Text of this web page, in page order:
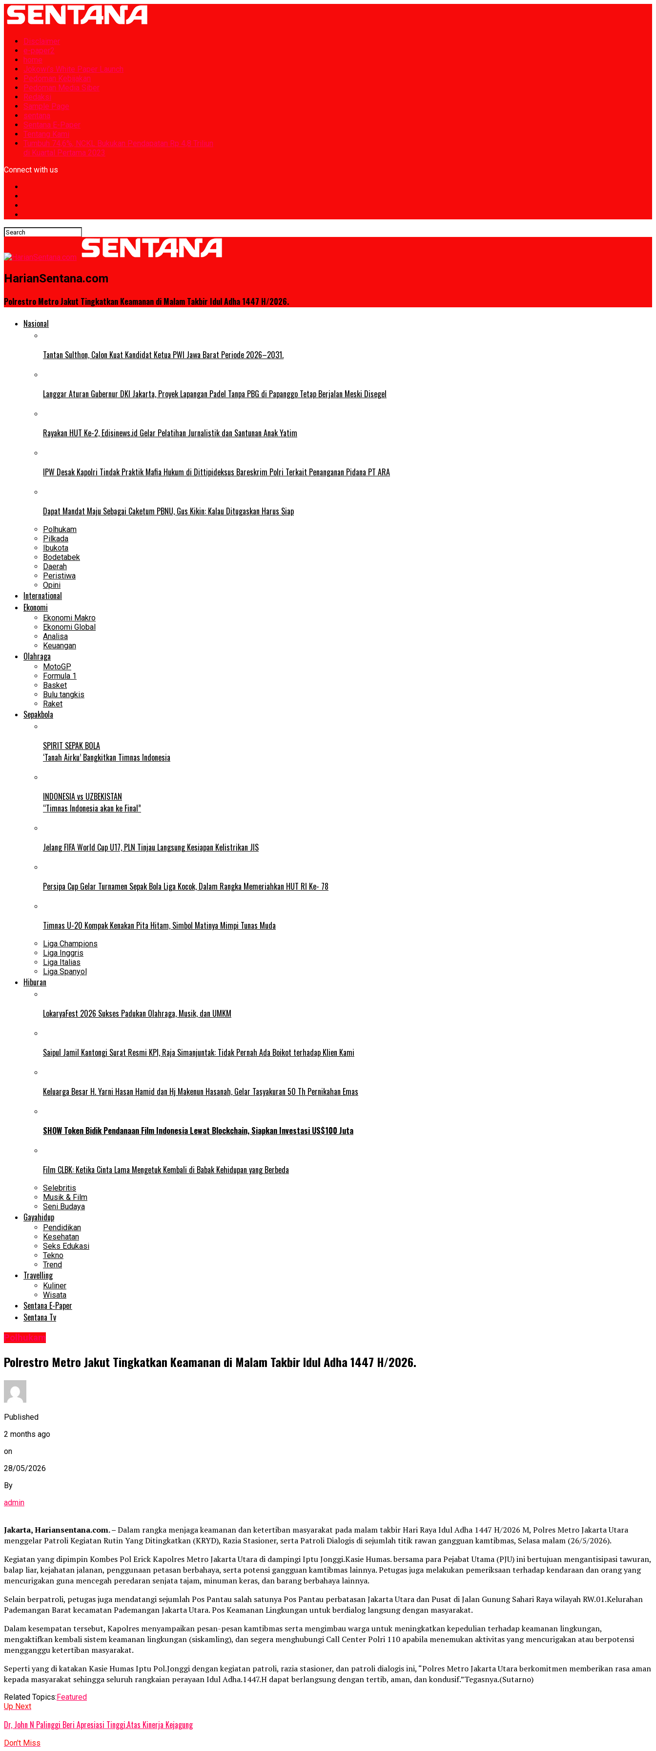
Disclaimer
e-paper2
home
Jokowi’s White Paper Launch
Pedoman Kebijakan
Pedoman Media Siber
Redaksi
Sample Page
sentana
Sentana E-Paper
Tentang Kami
Tumbuh 74,6%, NCKL Bukukan Pendapatan Rp 4,8 Triliun
di Kuartal Pertama 2023
Connect with us
HarianSentana.com
Polrestro Metro Jakut Tingkatkan Keamanan di Malam Takbir Idul Adha 1447 H/2026.
Nasional
Tantan Sulthon, Calon Kuat Kandidat Ketua PWI Jawa Barat Periode 2026–2031.
Langgar Aturan Gubernur DKI Jakarta, Proyek Lapangan Padel Tanpa PBG di Papanggo Tetap Berjalan Meski Disegel
Rayakan HUT Ke-2, Edisinews.id Gelar Pelatihan Jurnalistik dan Santunan Anak Yatim
IPW Desak Kapolri Tindak Praktik Mafia Hukum di Dittipideksus Bareskrim Polri Terkait Penanganan Pidana PT ARA
Dapat Mandat Maju Sebagai Caketum PBNU, Gus Kikin: Kalau Ditugaskan Harus Siap
Polhukam
Pilkada
Ibukota
Bodetabek
Daerah
Peristiwa
Opini
International
Ekonomi
Ekonomi Makro
Ekonomi Global
Analisa
Keuangan
Olahraga
MotoGP
Formula 1
Basket
Bulu tangkis
Raket
Sepakbola
SPIRIT SEPAK BOLA
‘Tanah Airku’ Bangkitkan Timnas Indonesia
INDONESIA vs UZBEKISTAN
“Timnas Indonesia akan ke Final”
Jelang FIFA World Cup U17, PLN Tinjau Langsung Kesiapan Kelistrikan JIS
Persipa Cup Gelar Turnamen Sepak Bola Liga Kocok, Dalam Rangka Memeriahkan HUT RI Ke- 78
Timnas U-20 Kompak Kenakan Pita Hitam, Simbol Matinya Mimpi Tunas Muda
Liga Champions
Liga Inggris
Liga Italias
Liga Spanyol
Hiburan
LokaryaFest 2026 Sukses Padukan Olahraga, Musik, dan UMKM
Saipul Jamil Kantongi Surat Resmi KPI, Raja Simanjuntak: Tidak Pernah Ada Boikot terhadap Klien Kami
Keluarga Besar H. Yarni Hasan Hamid dan Hj Makenun Hasanah, Gelar Tasyakuran 50 Th Pernikahan Emas
SHOW Token Bidik Pendanaan Film Indonesia Lewat Blockchain, Siapkan Investasi US$100 Juta
Film CLBK: Ketika Cinta Lama Mengetuk Kembali di Babak Kehidupan yang Berbeda
Selebritis
Musik & Film
Seni Budaya
Gayahidup
Pendidikan
Kesehatan
Seks Edukasi
Tekno
Trend
Travelling
Kuliner
Wisata
Sentana E-Paper
Sentana Tv
Polhukam
Polrestro Metro Jakut Tingkatkan Keamanan di Malam Takbir Idul Adha 1447 H/2026.
Published
2 months ago
on
28/05/2026
By
admin
Jakarta, Hariansentana.com. –Dalam rangka menjaga keamanan dan ketertiban masyarakat pada malam takbir Hari Raya Idul Adha 1447 H/2026 M, Polres Metro Jakarta Utara
menggelar Patroli Kegiatan Rutin Yang Ditingkatkan (KRYD), Razia Stasioner, serta Patroli Dialogis di sejumlah titik rawan gangguan kamtibmas, Selasa malam (26/5/2026).
Kegiatan yang dipimpin Kombes Pol Erick Kapolres Metro Jakarta Utara di dampingi Iptu Jonggi.Kasie Humas. bersama para Pejabat Utama (PJU) ini bertujuan mengantisipasi tawuran,
balap liar, kejahatan jalanan, penggunaan petasan berbahaya, serta potensi gangguan kamtibmas lainnya. Petugas juga melakukan pemeriksaan terhadap kendaraan dan orang yang
mencurigakan guna mencegah peredaran senjata tajam, minuman keras, dan barang berbahaya lainnya.
Selain berpatroli, petugas juga mendatangi sejumlah Pos Pantau salah satunya Pos Pantau perbatasan Jakarta Utara dan Pusat di Jalan Gunung Sahari Raya wilayah RW.01.Kelurahan
Pademangan Barat kecamatan Pademangan Jakarta Utara. Pos Keamanan Lingkungan untuk berdialog langsung dengan masyarakat.
Dalam kesempatan tersebut, Kapolres menyampaikan pesan-pesan kamtibmas serta mengimbau warga untuk meningkatkan kepedulian terhadap keamanan lingkungan,
mengaktifkan kembali sistem keamanan lingkungan (siskamling), dan segera menghubungi Call Center Polri 110 apabila menemukan aktivitas yang mencurigakan atau berpotensi
mengganggu ketertiban masyarakat.
Seperti yang di katakan Kasie Humas Iptu Pol.Jonggi dengan kegiatan patroli, razia stasioner, dan patroli dialogis ini, “Polres Metro Jakarta Utara berkomitmen memberikan rasa aman
kepada masyarakat sehingga seluruh rangkaian perayaan Idul Adha.1447.H dapat berlangsung dengan tertib, aman, dan kondusif.”Tegasnya.(Sutarno)
Related Topics:Featured
Up Next
Dr, John N Palinggi Beri Apresiasi Tinggi.Atas Kinerja Kejagung
Don't Miss